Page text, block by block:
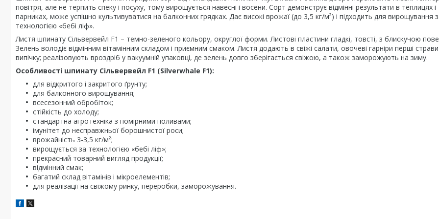
повітря, але не терпить спеку і посуху, тому вирощується навесні і восени. Сорт демонструє відмінні результати в теплицях і
парниках, може успішно культивуватися на балконних грядках. Дає високі врожаї (до 3,5 кг/м²) і підходить для вирощування
технологією «бебі ліф».
Листя шпинату Сільвервейл F1 – темно-зеленого кольору, округлої форми. Листові пластини гладкі, товсті, з блискучою
Зелень володіє відмінним вітамінним складом і приємним смаком. Листя додають в свіжі салати, овочеві гарніри перші страви
випічку; реалізовують вроздріб у вакуумній упаковці, де зелень довго зберігається свіжою, а також заморожують на зиму.
Особливості шпинату Сільвервейл F1 (Silverwhale F1):
для відкритого і закритого ґрунту;
для балконного вирощування;
всесезонний обробіток;
стійкість до холоду;
стандартна агротехніка з помірними поливами;
імунітет до несправжньої борошнистої роси;
врожайність 3-3,5 кг/м²;
вирощується за технологією «бебі ліф»;
прекрасний товарний вигляд продукції;
відмінний смак;
багатий склад вітамінів і мікроелементів;
для реалізації на свіжому ринку, переробки, заморожування.